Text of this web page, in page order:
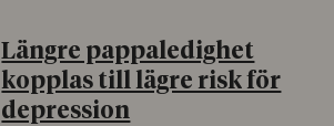
Längre pappaledighet
kopplas till lägre risk för
depression